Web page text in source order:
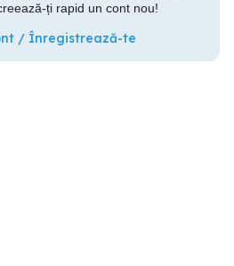
ți rapid un cont nou!
/ Înregistrează-te